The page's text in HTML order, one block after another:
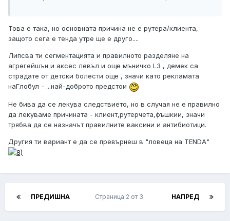
Това е така, но основната причина не е рутера/клиента,
защото сега е тенда утре ще е друго....
Липсва ти сегментацията и правилното разделяне на
агрегейшън и аксес левъл и още мъничко L3 , демек са
страдате от детски болести още , значи като рекламата
наГлобул - ...най-доброто предстои
Не бива да се лекува следствието, но в случая не е правилно
да лекуваме причината - клиент,рутерчета,фъшкии, значи
трябва да се назначът правилните ваксини и антибиотици.
Другия ти вариант е да се превърнеш в "ловеца на TENDА"
ПРЕДИШНА НАПРЕД
Страница 2 от 3